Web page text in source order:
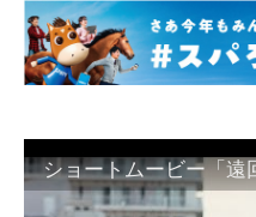
ショートムービー「遠